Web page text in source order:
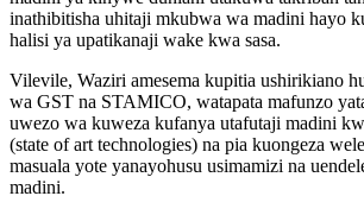
inathibitisha uhitaji mkubwa wa madini hayo
halisi ya upatikanaji wake kwa sasa.
Vilevile, Waziri amesema kupitia ushirikiano
wa GST na STAMICO, watapata mafunzo
uwezo wa kuweza kufanya utafutaji madini
(state of art technologies) na pia kuongeza
masuala yote yanayohusu usimamizi na
madini.